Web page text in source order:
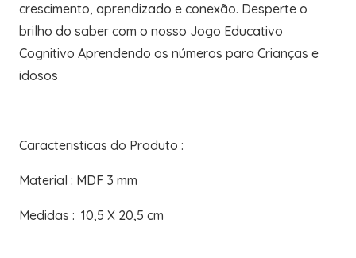
crescimento, aprendizado e conexão. Desperte o
brilho do saber com o nosso Jogo Educativo
Cognitivo Aprendendo os números para Crianças e
idosos
Caracteristicas do Produto :
Material : MDF 3 mm
Medidas : 10,5 X 20,5 cm